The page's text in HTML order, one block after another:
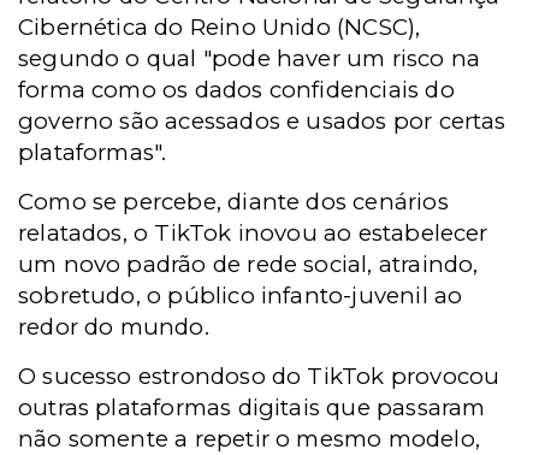
Cibernética do Reino Unido (NCSC),
segundo o qual "pode haver um risco na
forma como os dados confidenciais do
governo são acessados e usados por certas
plataformas".
Como se percebe, diante dos cenários
relatados, o TikTok inovou ao estabelecer
um novo padrão de rede social, atraindo,
sobretudo, o público infanto-juvenil ao
redor do mundo.
O sucesso estrondoso do TikTok provocou
outras plataformas digitais que passaram
não somente a repetir o mesmo modelo,